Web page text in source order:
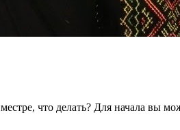
что делать? Для начала вы